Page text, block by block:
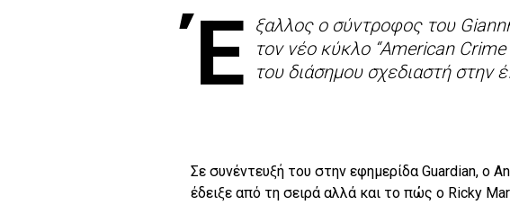
Έ ξαλλος ο σύντροφος του
τον νέο κύκλο “American
του διάσημου σχεδιαστή στην
Σε συνέντευξή του στην εφημερίδα Guardian, ο
έδειξε από τη σειρά αλλά και το πώς ο Ricky